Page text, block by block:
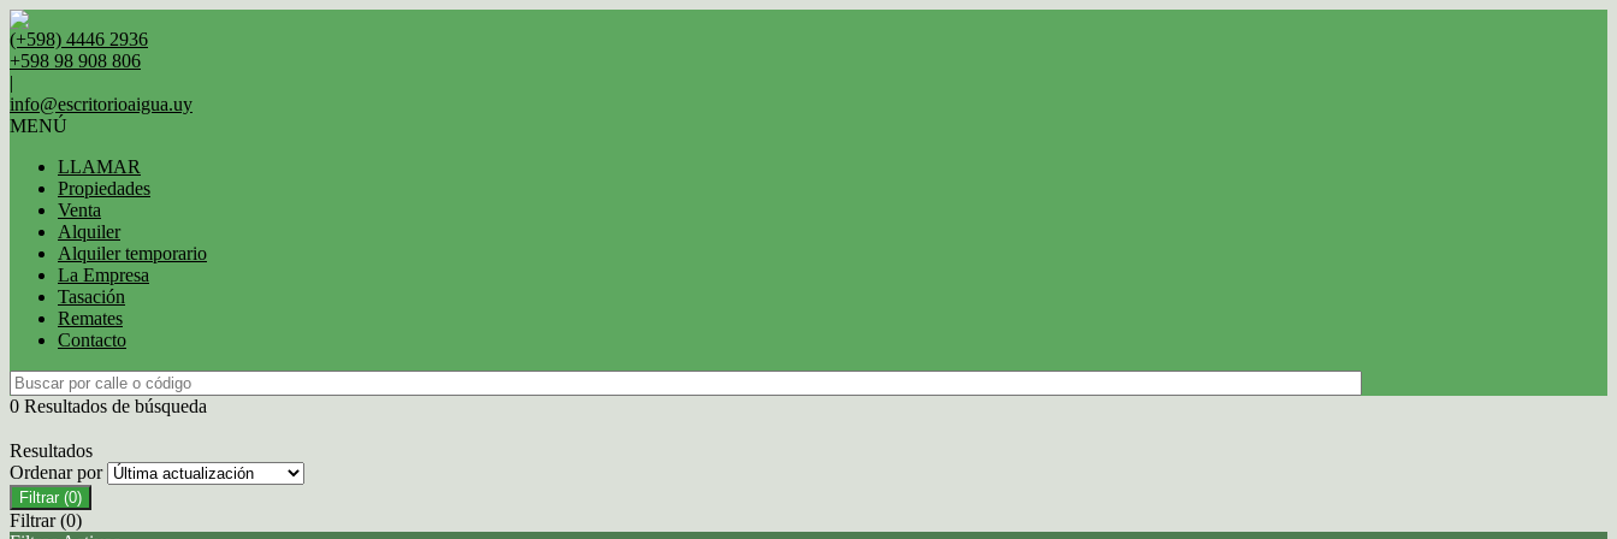
(+598) 4446 2936
+598 98 908 806
|
info@escritorioaigua.uy
MENÚ
LLAMAR
Propiedades
Venta
Alquiler
Alquiler temporario
La Empresa
Tasación
Remates
Contacto
0 Resultados de búsqueda
Resultados
Ordenar por
Filtrar (0)
Filtrar (0)